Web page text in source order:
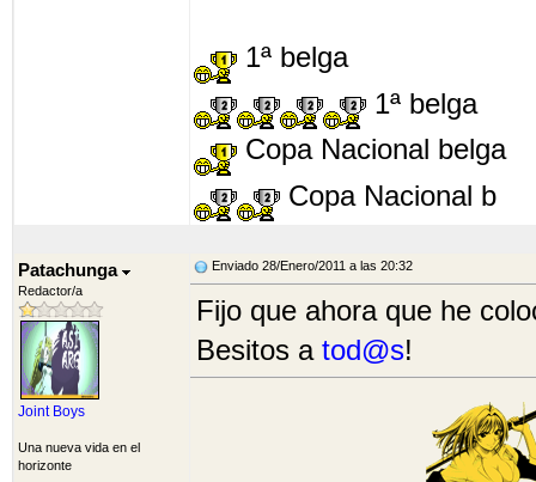
1ª belga
1ª belga
Copa Nacional belga
Copa Nacional b
Patachunga
Redactor/a
Joint Boys
Una nueva vida en el
horizonte
Enviado 28/Enero/2011 a las 20:32
Fijo que ahora que he
Besitos a tod@s!